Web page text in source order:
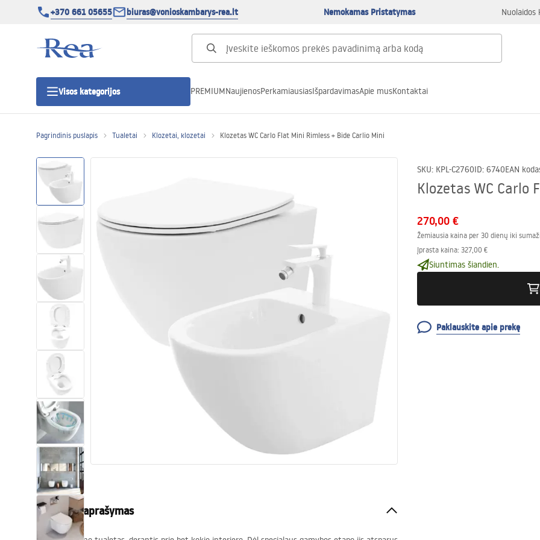
+370 661 05655 biuras@vonioskambarys-rea.lt Nemokamas Pristatymas Nuolaidos
Visos kategorijos
Dušo durys
Vonios dušo padėklai
Linijiniai dušo kanalai
Vonios ir ekranai
Vonios maišytuvai
Vonios dušai
Virtuvė
Vonios aksesuarai ir baldai
PREMIUMNaujienosPerkamiausiasIšpardavimasApie musKontaktai
Pagrindinis puslapis Tualetai Klozetai, klozetai Klozetas WC Carlo Flat Mini Rimless + Bide Carlio Mini
SKU: KPL-C2760ID: 6740EAN
Klozetas WC Carlo
270,00 €
Žemiausia kaina per 30 dienų iki
Įprasta kaina: 327,00 €
Siuntimas šiandien.
Paklauskite apie prekę
Produkto aprašymas